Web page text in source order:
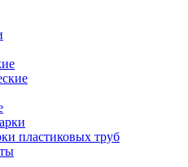
пластиковых труб